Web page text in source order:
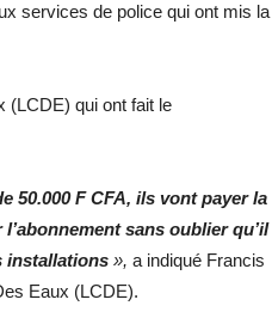
services de police qui ont mis la
(LCDE) qui ont fait le
50.000 F CFA, ils vont payer la
sans oublier qu’il
installations », a indiqué Francis
Eaux (LCDE).